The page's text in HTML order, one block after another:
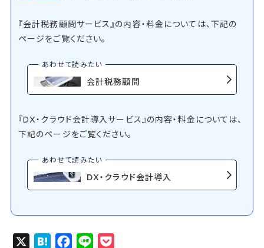
『会計税務顧問サービス』の内容・料金については、下記の
ページをご覧ください。
会計税務顧問
『DX・クラウド会計導入サービス』の内容・料金については、
下記のページをご覧ください。
DX・クラウド会計導入
H